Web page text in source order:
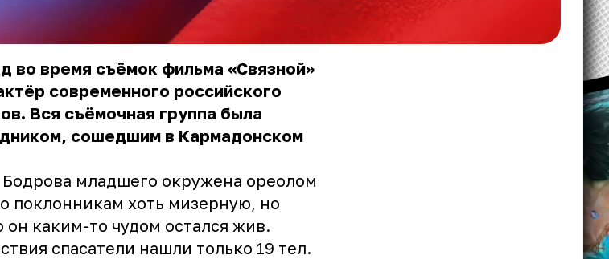
во время съёмок фильма «Связной»
современного российского
Вся съёмочная группа была
сошедшим в Кармадонском
Бодрова младшего окружена ореолом
поклонникам хоть мизерную, но
он каким-то чудом остался жив.
спасатели нашли только 19 тел.